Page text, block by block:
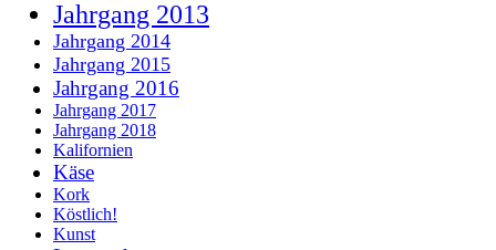
Jahrgang 2013
Jahrgang 2014
Jahrgang 2015
Jahrgang 2016
Jahrgang 2017
Jahrgang 2018
Kalifornien
Käse
Kork
Köstlich!
Kunst